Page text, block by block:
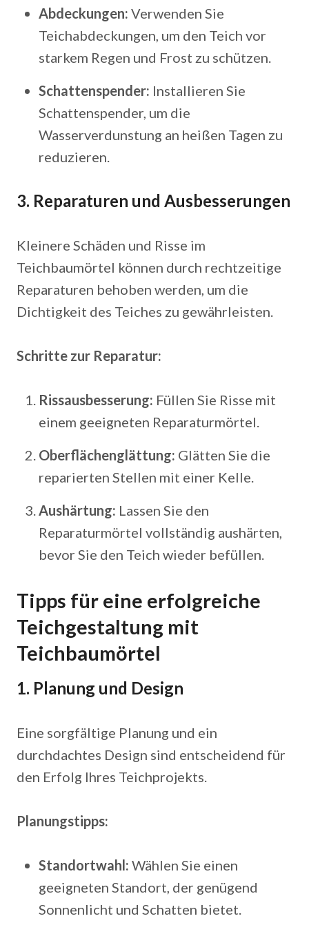
Abdeckungen: Verwenden Sie
Teichabdeckungen, um den Teich vor
starkem Regen und Frost zu schützen.
Schattenspender: Installieren Sie
Schattenspender, um die
Wasserverdunstung an heißen Tagen zu
reduzieren.
3. Reparaturen und Ausbesserungen
Kleinere Schäden und Risse im
Teichbaumörtel können durch rechtzeitige
Reparaturen behoben werden, um die
Dichtigkeit des Teiches zu gewährleisten.
Schritte zur Reparatur:
Rissausbesserung: Füllen Sie Risse mit
einem geeigneten Reparaturmörtel.
Oberflächenglättung: Glätten Sie die
reparierten Stellen mit einer Kelle.
Aushärtung: Lassen Sie den
Reparaturmörtel vollständig aushärten,
bevor Sie den Teich wieder befüllen.
Tipps für eine erfolgreiche
Teichgestaltung mit
Teichbaumörtel
1. Planung und Design
Eine sorgfältige Planung und ein
durchdachtes Design sind entscheidend für
den Erfolg Ihres Teichprojekts.
Planungstipps:
Standortwahl: Wählen Sie einen
geeigneten Standort, der genügend
Sonnenlicht und Schatten bietet.